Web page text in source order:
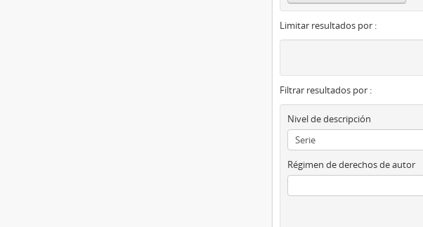
Limitar resultados por :
Filtrar resultados por :
Nivel de descripción
Régimen de derechos de autor